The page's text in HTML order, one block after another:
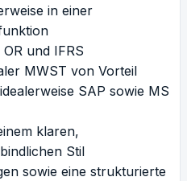
in einer
und IFRS
MWST von Vorteil
SAP sowie MS
klaren,
Stil
sowie eine strukturierte